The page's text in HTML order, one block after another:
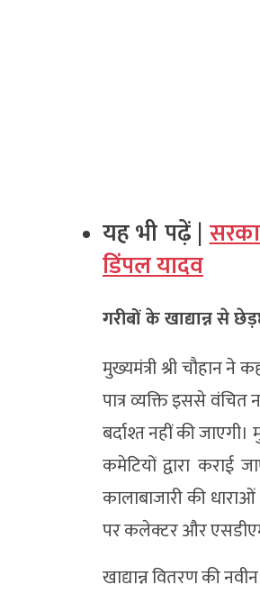
यह भी पढ़ें |
डिंपल यादव
गरीबों के खाद्यान्न से
मुख्यमंत्री श्री चौहान ने
पात्र व्यक्ति इससे वंचित
बर्दाश्त नहीं की
कमेटियों द्वारा कराई
कालाबाजारी की
पर कलेक्टर और
खाद्यान्न वितरण की